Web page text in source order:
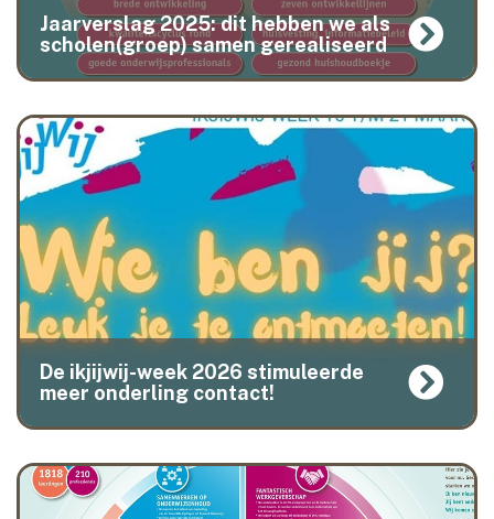
Jaarverslag 2025: dit hebben we als
scholen(groep) samen gerealiseerd
De ikjijwij-week 2026 stimuleerde
meer onderling contact!